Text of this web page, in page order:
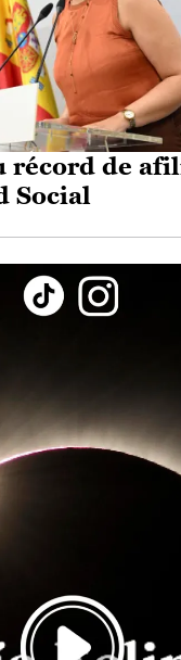
récord de
Social